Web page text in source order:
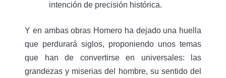
intención de precisión histórica.
Y en ambas obras Homero ha dejado una huella
que perdurará siglos, proponiendo unos temas
que han de convertirse en universales: las
grandezas y miserias del hombre, su sentido del